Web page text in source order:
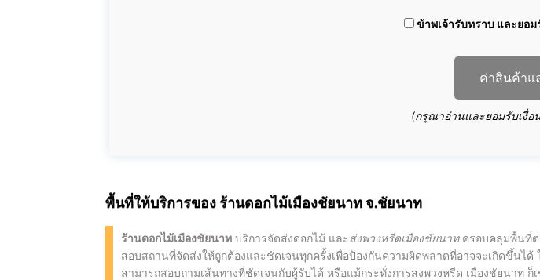
ข้าพเจ้ารับทราบ และยอ
ค่าสินค้าแ
(กรุณาอ่านและยอมรับเงื่อ
พื้นที่ให้บริการของ ร้านดอกไม้เมืองชัยนาท จ.ชัยนาท
ร้านดอกไม้เมืองชัยนาท บริการจัดส่งดอกไม้ และ ส่งพวงหรีดเมืองชัยนาทครอบคลุมพื้นที่ต่
สอบสถานที่จัดส่งให้ถูกต้องและชัดเจนทุกครั้งเพื่อป้องกันความผิดพลาดที่อาจจะเกิดขึ้นได้
สามารถสอบถามเส้นทางที่ชัดเจนกับผู้รับได้ หรือแม้กระทั่งการส่งพวงหรีด เมืองชัยนาท ก็